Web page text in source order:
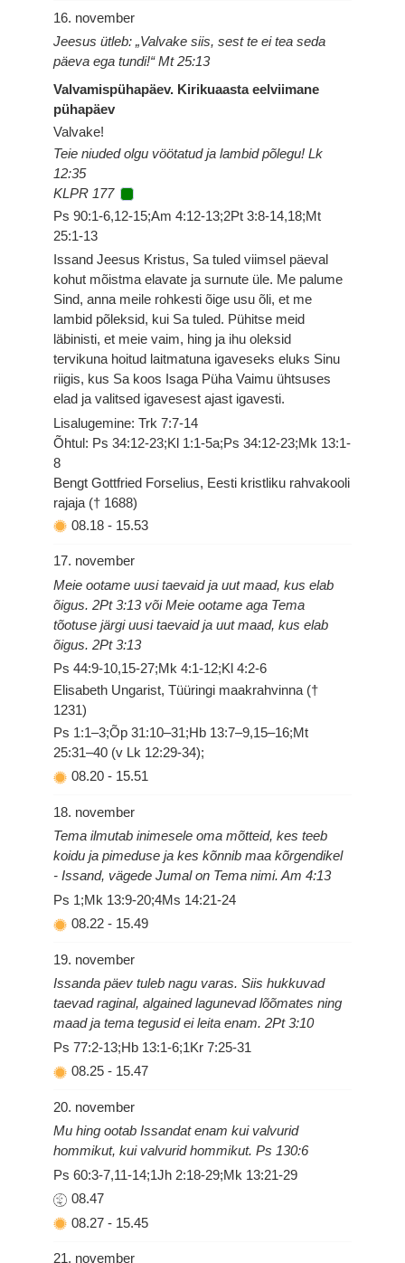
16. november
Jeesus ütleb: „Valvake siis, sest te ei tea seda
päeva ega tundi!“ Mt 25:13
Valvamispühapäev. Kirikuaasta eelviimane
pühapäev
Valvake!
Teie niuded olgu vöötatud ja lambid põlegu! Lk
12:35
KLPR 177
Ps 90:1-6,12-15;Am 4:12-13;2Pt 3:8-14,18;Mt
25:1-13
Issand Jeesus Kristus, Sa tuled viimsel päeval
kohut mõistma elavate ja surnute üle. Me palume
Sind, anna meile rohkesti õige usu õli, et me
lambid põleksid, kui Sa tuled. Pühitse meid
läbinisti, et meie vaim, hing ja ihu oleksid
tervikuna hoitud laitmatuna igaveseks eluks Sinu
riigis, kus Sa koos Isaga Püha Vaimu ühtsuses
elad ja valitsed igavesest ajast igavesti.
Lisalugemine: Trk 7:7-14
Õhtul: Ps 34:12-23;Kl 1:1-5a;Ps 34:12-23;Mk 13:1-
8
Bengt Gottfried Forselius, Eesti kristliku rahvakooli
rajaja († 1688)
08.18 - 15.53
17. november
Meie ootame uusi taevaid ja uut maad, kus elab
õigus. 2Pt 3:13 või Meie ootame aga Tema
tõotuse järgi uusi taevaid ja uut maad, kus elab
õigus. 2Pt 3:13
Ps 44:9-10,15-27;Mk 4:1-12;Kl 4:2-6
Elisabeth Ungarist, Tüüringi maakrahvinna (†
1231)
Ps 1:1–3;Õp 31:10–31;Hb 13:7–9,15–16;Mt
25:31–40 (v Lk 12:29-34);
08.20 - 15.51
18. november
Tema ilmutab inimesele oma mõtteid, kes teeb
koidu ja pimeduse ja kes kõnnib maa kõrgendikel
- Issand, vägede Jumal on Tema nimi. Am 4:13
Ps 1;Mk 13:9-20;4Ms 14:21-24
08.22 - 15.49
19. november
Issanda päev tuleb nagu varas. Siis hukkuvad
taevad raginal, algained lagunevad lõõmates ning
maad ja tema tegusid ei leita enam. 2Pt 3:10
Ps 77:2-13;Hb 13:1-6;1Kr 7:25-31
08.25 - 15.47
20. november
Mu hing ootab Issandat enam kui valvurid
hommikut, kui valvurid hommikut. Ps 130:6
Ps 60:3-7,11-14;1Jh 2:18-29;Mk 13:21-29
08.47
08.27 - 15.45
21. november